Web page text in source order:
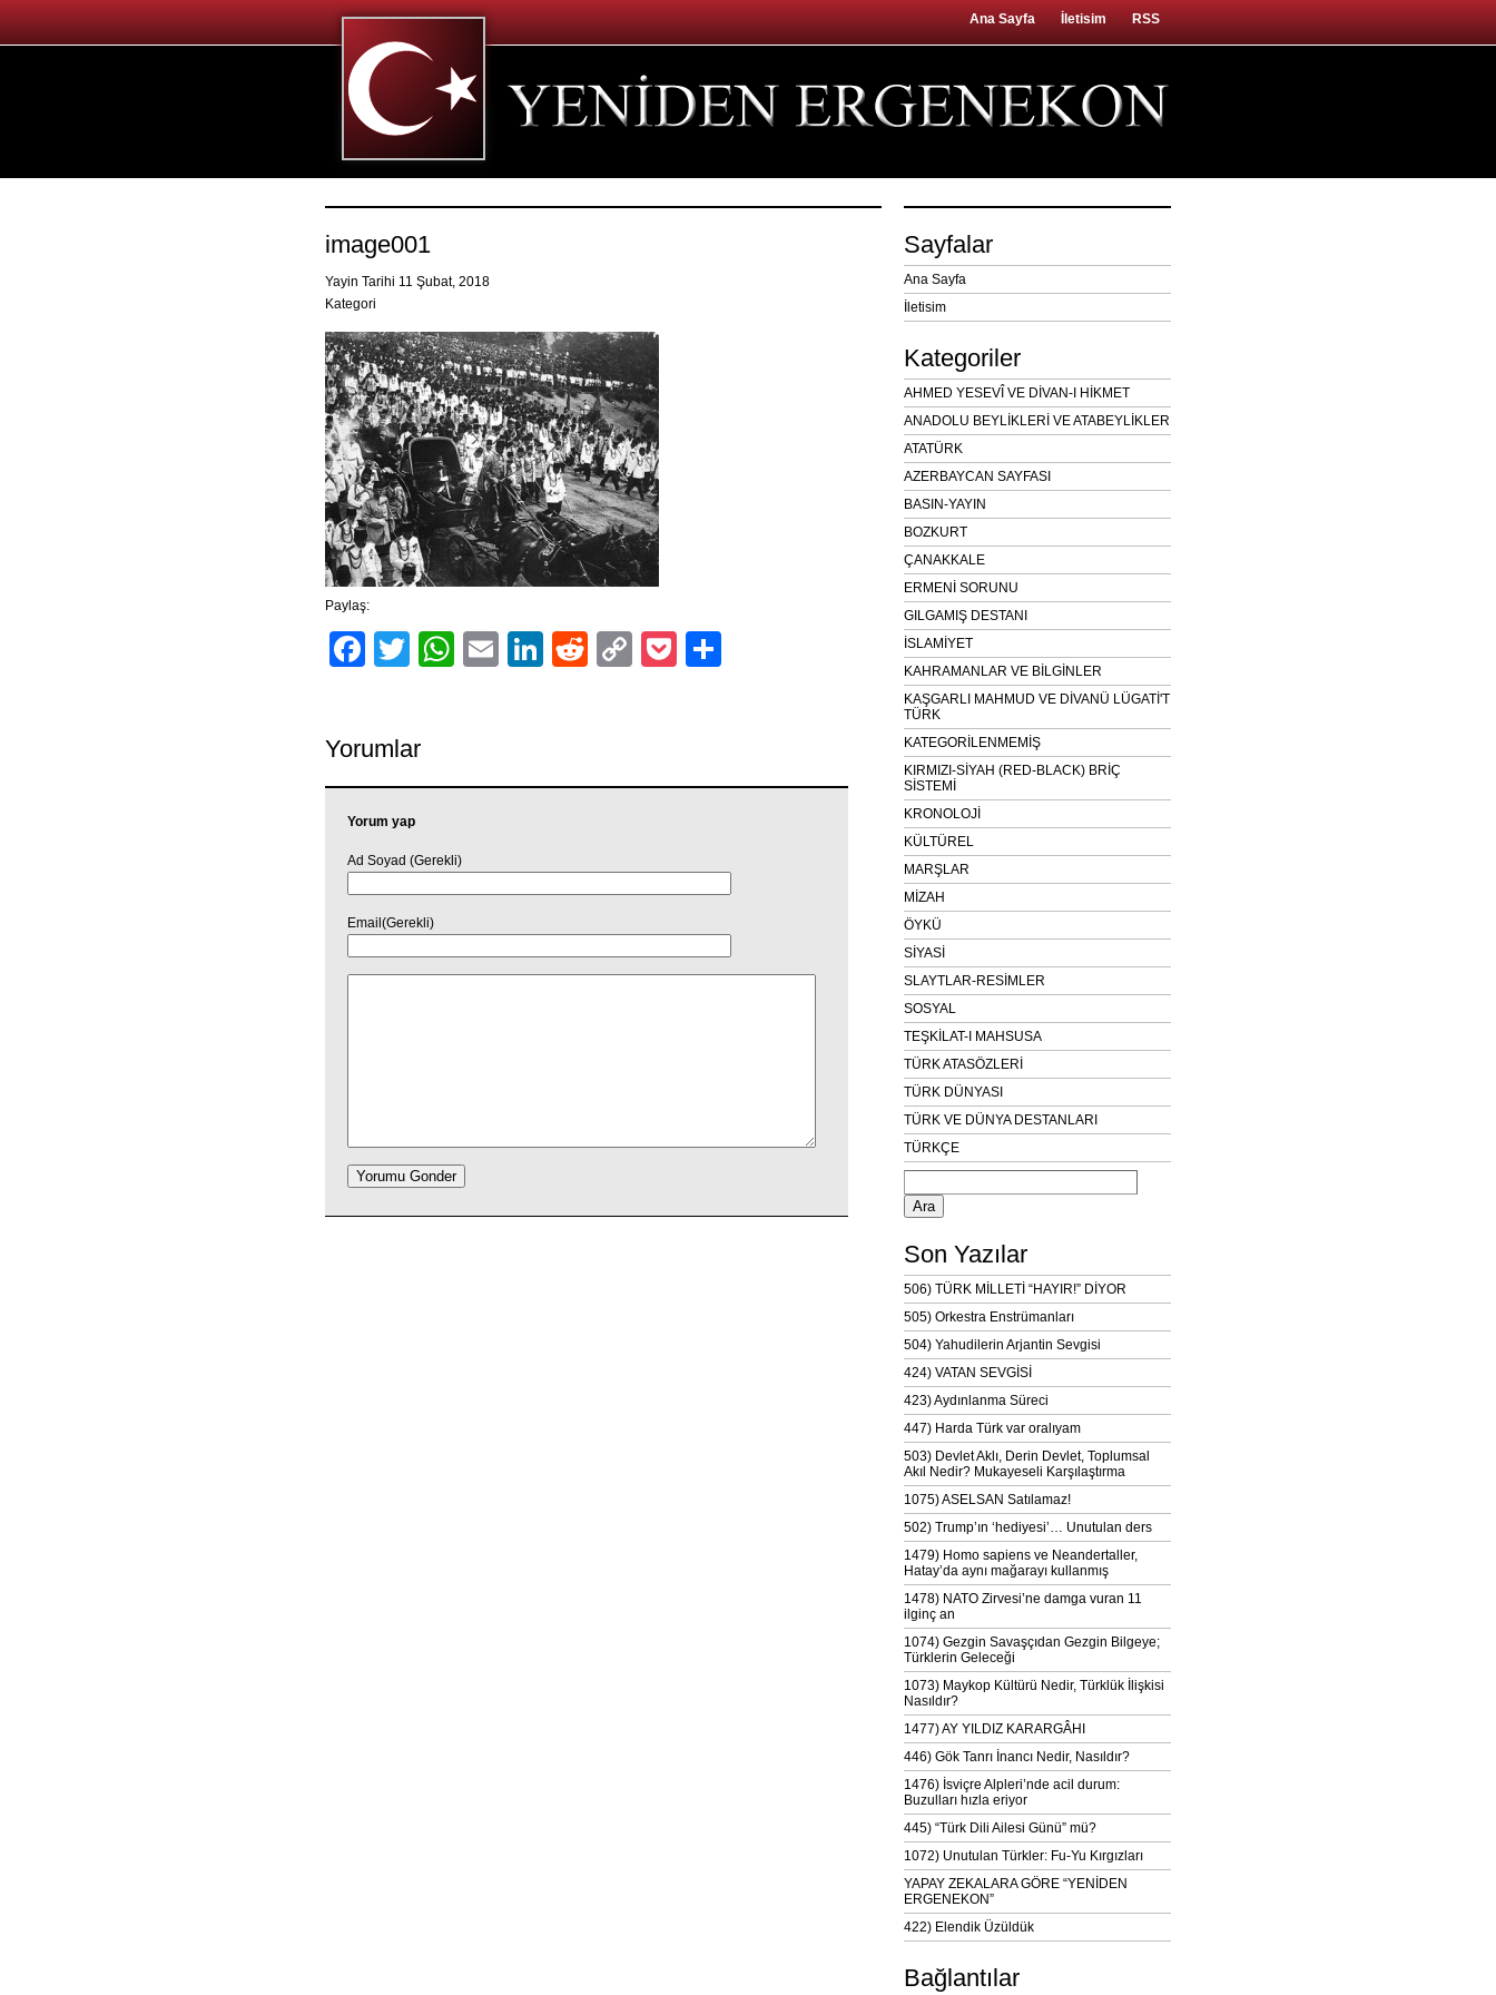
Ana Sayfa İletisim RSS
image001
Yayin Tarihi 11 Şubat, 2018
Kategori
Paylaş:
Facebook
TwitterWhatsApp
EmailLinkedIn
RedditCopyPocket
Yorumlar
Yorum yap
Ad Soyad (Gerekli)
Email(Gerekli)
Sayfalar
Ana Sayfa
İletisim
Kategoriler
AHMED YESEVÎ VE DİVAN-I HİKMET
ANADOLU BEYLİKLERİ VE ATABEYLİKLER
ATATÜRK
AZERBAYCAN SAYFASI
BASIN-YAYIN
BOZKURT
ÇANAKKALE
ERMENİ SORUNU
GILGAMIŞ DESTANI
İSLAMİYET
KAHRAMANLAR VE BİLGİNLER
KAŞGARLI MAHMUD VE DİVANÜ LÜGATİ'T
TÜRK
KATEGORİLENMEMİŞ
KIRMIZI-SİYAH (RED-BLACK) BRİÇ
SİSTEMİ
KRONOLOJİ
KÜLTÜREL
MARŞLAR
MİZAH
ÖYKÜ
SİYASİ
SLAYTLAR-RESİMLER
SOSYAL
TEŞKİLAT-I MAHSUSA
TÜRK ATASÖZLERİ
TÜRK DÜNYASI
TÜRK VE DÜNYA DESTANLARI
TÜRKÇE
Arama:
Son Yazılar
506) TÜRK MİLLETİ “HAYIR!” DİYOR
505) Orkestra Enstrümanları
504) Yahudilerin Arjantin Sevgisi
424) VATAN SEVGİSİ
423) Aydınlanma Süreci
447) Harda Türk var oralıyam
503) Devlet Aklı, Derin Devlet, Toplumsal
Akıl Nedir? Mukayeseli Karşılaştırma
1075) ASELSAN Satılamaz!
502) Trump’ın ‘hediyesi’… Unutulan ders
1479) Homo sapiens ve Neandertaller,
Hatay’da aynı mağarayı kullanmış
1478) NATO Zirvesi’ne damga vuran 11
ilginç an
1074) Gezgin Savaşçıdan Gezgin Bilgeye;
Türklerin Geleceği
1073) Maykop Kültürü Nedir, Türklük İlişkisi
Nasıldır?
1477) AY YILDIZ KARARGÂHI
446) Gök Tanrı İnancı Nedir, Nasıldır?
1476) İsviçre Alpleri’nde acil durum:
Buzulları hızla eriyor
445) “Türk Dili Ailesi Günü” mü?
1072) Unutulan Türkler: Fu-Yu Kırgızları
YAPAY ZEKALARA GÖRE “YENİDEN
ERGENEKON”
422) Elendik Üzüldük
Bağlantılar